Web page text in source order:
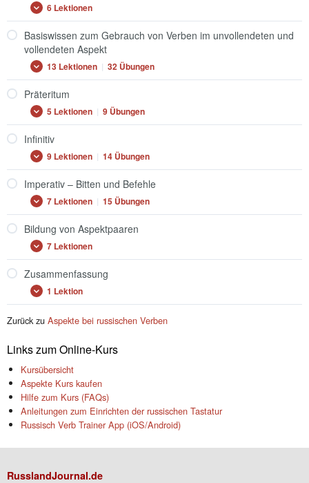
Ausklappen
Einführung
zu
Aspekten
bei
russischen
Verben
6 Lektionen
Basiswissen zum Gebrauch von Verben im unvollendeten und
vollendeten Aspekt
Ausklappen
Basiswissen
zum
Gebrauch
von
Verben
im
und
vollendeten
Aspekt
13 Lektionen | 32 Übungen
Präteritum
Ausklappen
Präteritum
5 Lektionen | 9 Übungen
Infinitiv
Ausklappen
Infinitiv9 Lektionen | 14 Übungen
Imperativ – Bitten und Befehle
Ausklappen
Imperativ
–
Bitten
und
Befehle
7 Lektionen | 15 Übungen
Bildung von Aspektpaaren
Ausklappen
Bildung
von
Aspektpaaren
7 Lektionen
Zusammenfassung
Ausklappen
Zusammenfassung
1 Lektion
Zurück zu Aspekte bei russischen Verben
Links zum Online-Kurs
Kursübersicht
Aspekte Kurs kaufen
Hilfe zum Kurs (FAQs)
Anleitungen zum Einrichten der russischen Tastatur
Russisch Verb Trainer App (iOS/Android)
RusslandJournal.de